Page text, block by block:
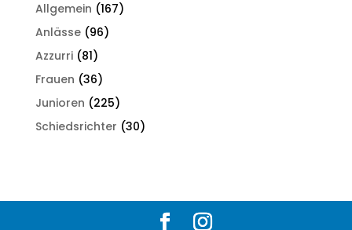
Allgemein (167)
Anlässe(96)
Azzurri(81)
Frauen (36)
Junioren (225)
Schiedsrichter (30)